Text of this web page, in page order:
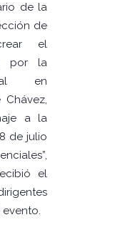
de la
de
el
por la
en
a la
de julio
el
evento.